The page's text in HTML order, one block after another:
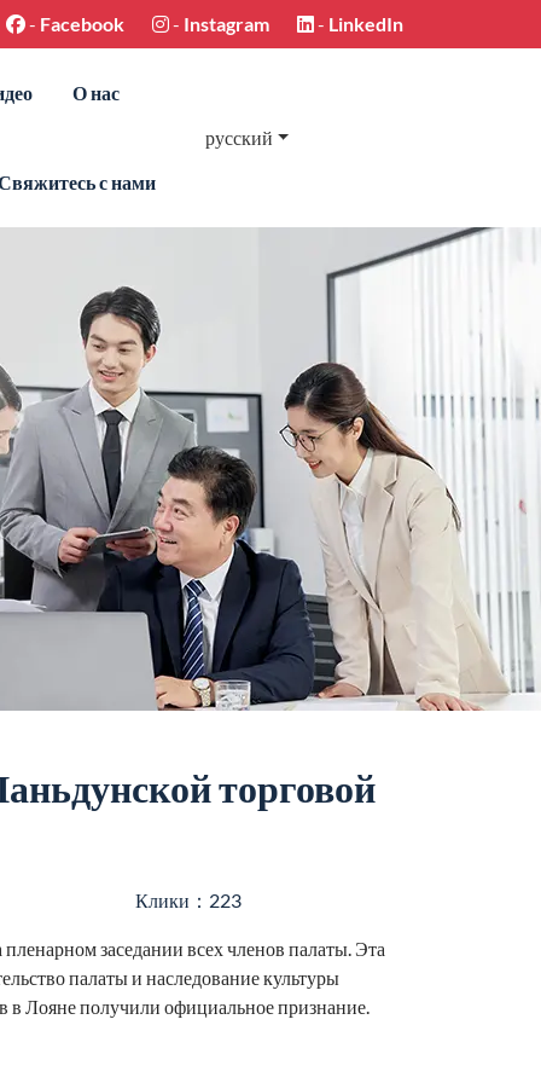
- Facebook - Instagram - LinkedIn
О нас
с нами
русский
торговой
Клики：223
заседании всех членов палаты. Эта
палаты и наследование культуры
в Лояне получили официальное признание.